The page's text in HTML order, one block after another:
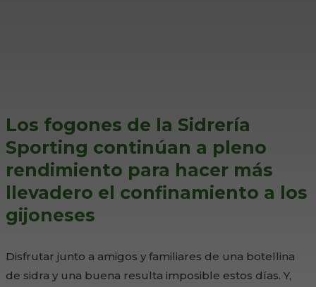
Los fogones de la Sidrería
Sporting continúan a pleno
rendimiento para hacer más
llevadero el confinamiento a los
gijoneses
Disfrutar junto a amigos y familiares de una botellina
de sidra y una buena resulta imposible estos días. Y,